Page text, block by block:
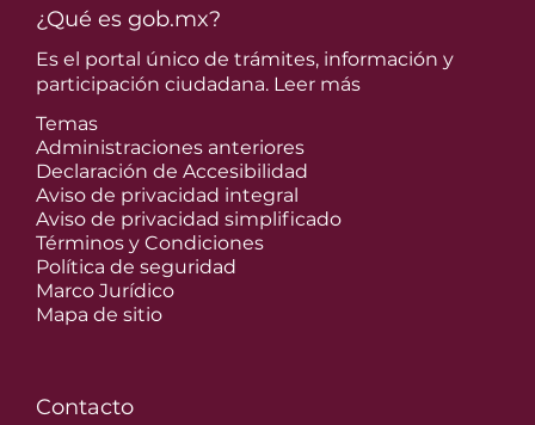
¿Qué es gob.mx?
Es el portal único de trámites, información y
participación ciudadana. Leer más
Temas
Administraciones anteriores
Declaración de Accesibilidad
Aviso de privacidad integral
Aviso de privacidad simplificado
Términos y Condiciones
Política de seguridad
Marco Jurídico
Mapa de sitio
Contacto